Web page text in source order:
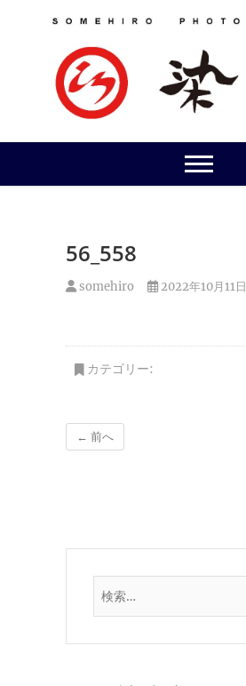
56_558
somehiro 2022年10月11日
カテゴリー:
← 前へ